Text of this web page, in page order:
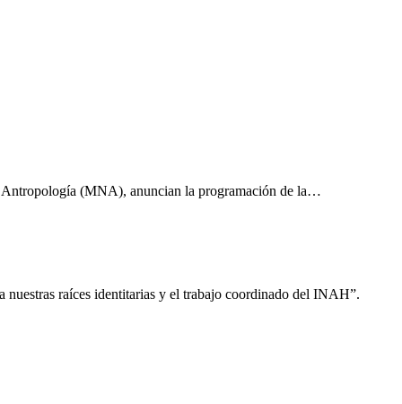
(MNA), anuncian la programación de la…
raíces identitarias y el trabajo coordinado del INAH”.